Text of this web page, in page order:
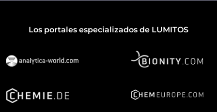
Los portales especializados de LUMITOS